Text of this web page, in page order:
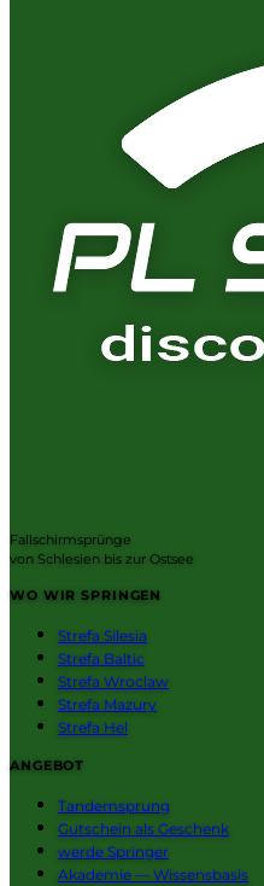
Fallschirmsprünge
von Schlesien bis zur Ostsee
WO WIR SPRINGEN
Strefa Silesia
Strefa Baltic
Strefa Wroclaw
Strefa Mazury
Strefa Hel
ANGEBOT
Tandemsprung
Gutschein als Geschenk
werde Springer
Akademie — Wissensbasis